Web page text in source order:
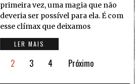
primeira vez, uma magia que não
deveria ser possível para ela. É com
esse clímax que deixamos
LER MAIS
2 3 4 Próximo